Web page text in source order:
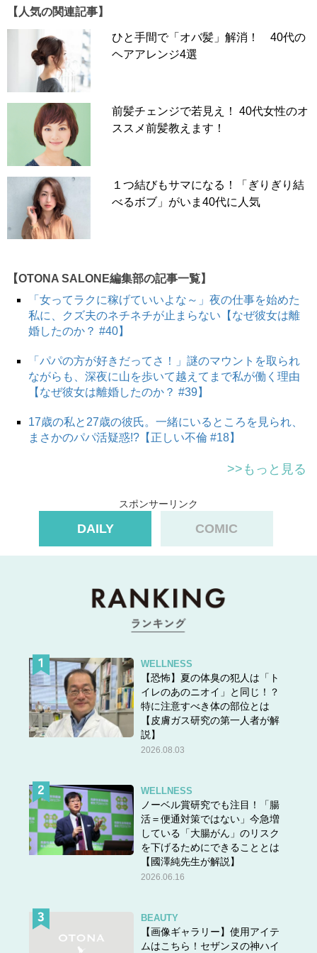
しく見せる効果があります。実際、アラフィフのタレント
さんなどは、最近こぞってこの前髪にされています。
「でも、ちょっと個性的で扱いにくそう……」。そう思う
でしょ？ それはパツンとカットしたショートバングを想
像しているから。長短をつけて立体感を与えたカットにす
れば、短い前髪は全体に自然となじみます。
眉上前髪は作業のジャマにもならず、しかも長持ちすると
いいことだらけです。
現。眉上なのにカジュアル過ぎず、大人の表情に。
【人気の関連記事】
ひと手間で「オバ髪」解消！ 40代の
ヘアアレンジ4選
前髪チェンジで若見え！ 40代女性のオ
ススメ前髪教えます！
１つ結びもサマになる！「ぎりぎり結
べるボブ」がいま40代に人気
【OTONA SALONE編集部の記事一覧】
「女ってラクに稼げていいよな～」夜の仕事を始めた
私に、クズ夫のネチネチが止まらない【なぜ彼女は離
婚したのか？ #40】
「パパの方が好きだってさ！」謎のマウントを取られ
ながらも、深夜に山を歩いて越えてまで私が働く理由
【なぜ彼女は離婚したのか？ #39】
17歳の私と27歳の彼氏。一緒にいるところを見られ、
まさかのパパ活疑惑!?【正しい不倫 #18】
>>もっと見る
スポンサーリンク
DAILY COMIC
WELLNESS
【恐怖】夏の体臭の犯人は「ト
イレのあのニオイ」と同じ！？
特に注意すべき体の部位とは
【皮膚ガス研究の第一人者が解
説】
2026.08.03
WELLNESS
ノーベル賞研究でも注目！「腸
活＝便通対策ではない」今急増
している「大腸がん」のリスク
を下げるためにできることとは
【國澤純先生が解説】
2026.06.16
BEAUTY
【画像ギャラリー】使用アイテ
ムはこちら！セザンヌの神ハイ